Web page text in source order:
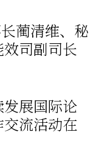
蔺清维、秘
司副司长
展国际论
流活动在